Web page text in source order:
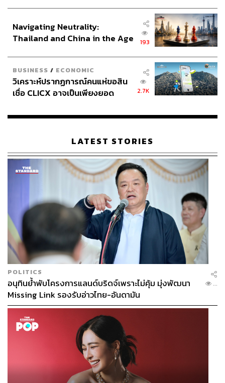
Navigating Neutrality:
Thailand and China in the Age
193
BUSINESS / ECONOMIC
วิเคราะห์ปรากฏการณ์คนแห่ขอสิน
เชื่อ CLICX อาจเป็นเพียงยอด
เรือนไทยที่ถูกซุกไว้
2.7K
LATEST STORIES
POLITICS
อนุทินย้ำพับโครงการแลนด์บริดจ์เพราะไม่คุ้ม มุ่งพัฒนา
Missing Link รองรับอ่าวไทย-อันดามัน
...